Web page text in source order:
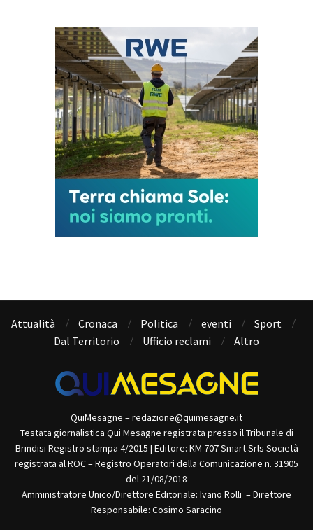
Attualità Cronaca Politica eventi
Sport
Dal Territorio
Ufficio reclami Altro
QuiMesagne – redazione@quimesagne.it
Testata giornalistica Qui Mesagne registrata presso il Tribunale di
Brindisi Registro stampa 4/2015 | Editore: KM 707 Smart Srls Società
registrata al ROC – Registro Operatori della Comunicazione n. 31905
del 21/08/2018
Amministratore Unico/Direttore Editoriale: Ivano Rolli – Direttore
Responsabile: Cosimo Saracino